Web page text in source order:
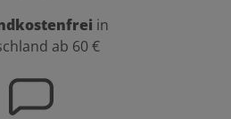
in
ab 60 €